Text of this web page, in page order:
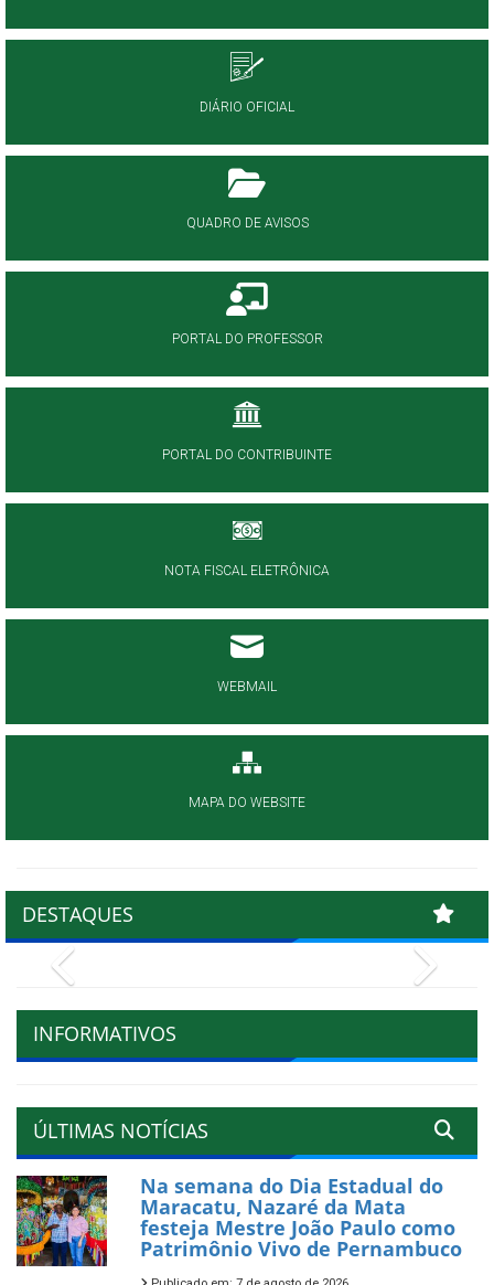
DIÁRIO OFICIAL
QUADRO DE AVISOS
PORTAL DO PROFESSOR
PORTAL DO CONTRIBUINTE
NOTA FISCAL ELETRÔNICA
WEBMAIL
MAPA DO WEBSITE
DESTAQUES
INFORMATIVOS
ÚLTIMAS NOTÍCIAS
Na semana do Dia Estadual do
Maracatu, Nazaré da Mata
festeja Mestre João Paulo como
Patrimônio Vivo de Pernambuco